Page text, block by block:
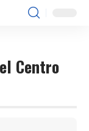
Centro